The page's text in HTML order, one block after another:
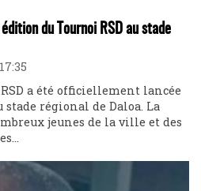
du Tournoi RSD au stade
a été officiellement lancée
stade régional de Daloa. La
jeunes de la ville et des